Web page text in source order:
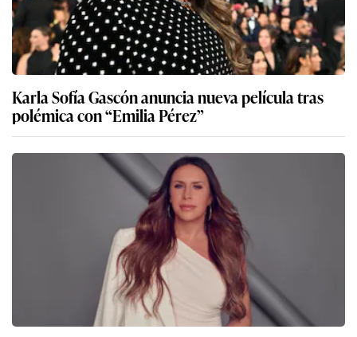
Karla Sofía Gascón anuncia nueva película tras
polémica con “Emilia Pérez”